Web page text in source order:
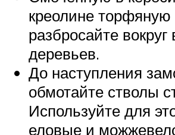
креолине торфяную
разбросайте
деревьев.
До наступления
обмотайте стволы
Используйте для
еловые и